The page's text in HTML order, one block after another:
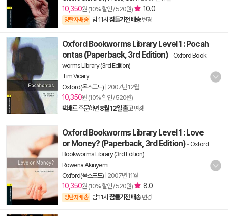
10,350원 (10% 할인 / 520원) 10.0
양탄자배송 밤 11시 잠들기전 배송 변경
Oxford Bookworms Library Level 1 : Pocah
ontas (Paperback, 3rd Edition) -Oxford Book
worms Library (3rd Edition)
Tim Vicary
Oxford(옥스포드) 2007년 12월
10,350원 (10% 할인 / 520원)
택배로 주문하면 8월 12일 출고 변경
Oxford Bookworms Library Level 1 : Love
or Money? (Paperback, 3rd Edition) -Oxford
Bookworms Library (3rd Edition)
Rowena Akinyemi
Oxford(옥스포드) 2007년 11월
10,350원 (10% 할인 / 520원) 8.0
양탄자배송 밤 11시 잠들기전 배송 변경